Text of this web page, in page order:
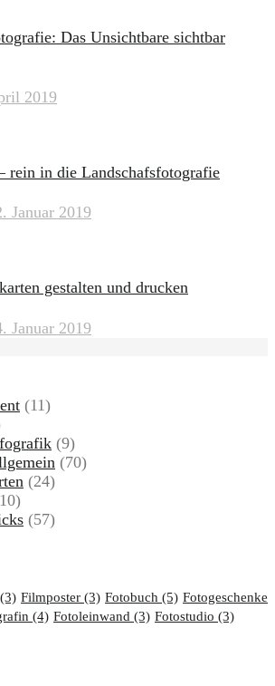
Das Unsichtbare sichtbar
2019
rein in die Landschafsfotografie
Januar 2019
gestalten und drucken
Januar 2019
(11)
(9)
(70)
(24)
(57)
(3) Filmposter (3) Fotobuch (5) Fotogeschenke
(4) Fotoleinwand (3) Fotostudio (3)